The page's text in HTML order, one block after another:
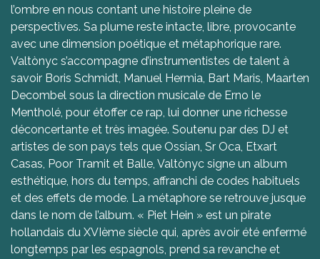
l’ombre en nous contant une histoire pleine de
perspectives. Sa plume reste intacte, libre, provocante
avec une dimension poétique et métaphorique rare.
Valtònyc s’accompagne d’instrumentistes de talent à
savoir Boris Schmidt, Manuel Hermia, Bart Maris, Maarten
Decombel sous la direction musicale de Erno le
Mentholé, pour étoffer ce rap, lui donner une richesse
déconcertante et très imagée. Soutenu par des DJ et
artistes de son pays tels que Ossian, Sr Oca, Etxart
Casas, Poor Tramit et Balle, Valtònyc signe un album
esthétique, hors du temps, affranchi de codes habituels
et des effets de mode. La métaphore se retrouve jusque
dans le nom de l’album. « Piet Hein » est un pirate
hollandais du XVIème siècle qui, après avoir été enfermé
longtemps par les espagnols, prend sa revanche et